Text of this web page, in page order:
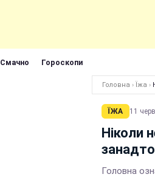
Смачно Гороскопи
Головна › Їжа ›
ЇЖА 11
Ніколи
Головна